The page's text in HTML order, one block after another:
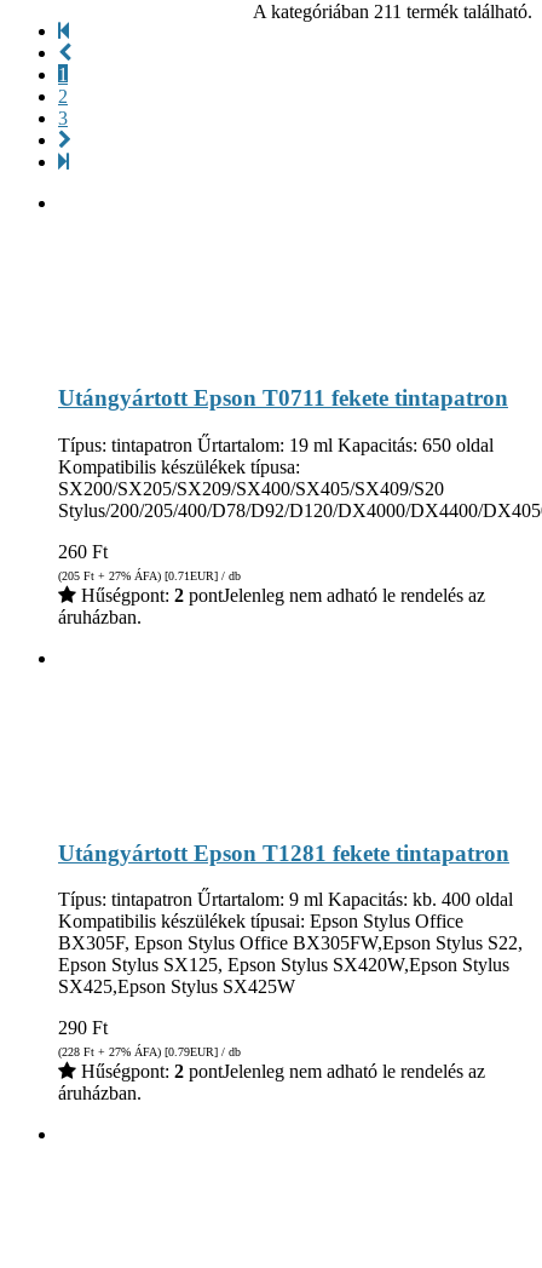
A kategóriában 211 termék található.
1
2
3
Utángyártott Epson T0711 fekete tintapatron
Típus: tintapatron Űrtartalom: 19 ml Kapacitás: 650 oldal
Kompatibilis készülékek típusa:
SX200/SX205/SX209/SX400/SX405/SX409/S20
Stylus/200/205/400/D78/D92/D120/DX4000/DX4400/
260 Ft
(205 Ft + 27% ÁFA) [0.71EUR] / db
Hűségpont: 2 pontJelenleg nem adható le rendelés az
áruházban.
Utángyártott Epson T1281 fekete tintapatron
Típus: tintapatron Űrtartalom: 9 ml Kapacitás: kb. 400 oldal
Kompatibilis készülékek típusai: Epson Stylus Office
BX305F, Epson Stylus Office BX305FW,Epson Stylus S22,
Epson Stylus SX125, Epson Stylus SX420W,Epson Stylus
SX425,Epson Stylus SX425W
290 Ft
(228 Ft + 27% ÁFA) [0.79EUR] / db
Hűségpont: 2 pontJelenleg nem adható le rendelés az
áruházban.